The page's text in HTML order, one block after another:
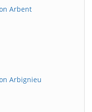
Arbent
Arbignieu